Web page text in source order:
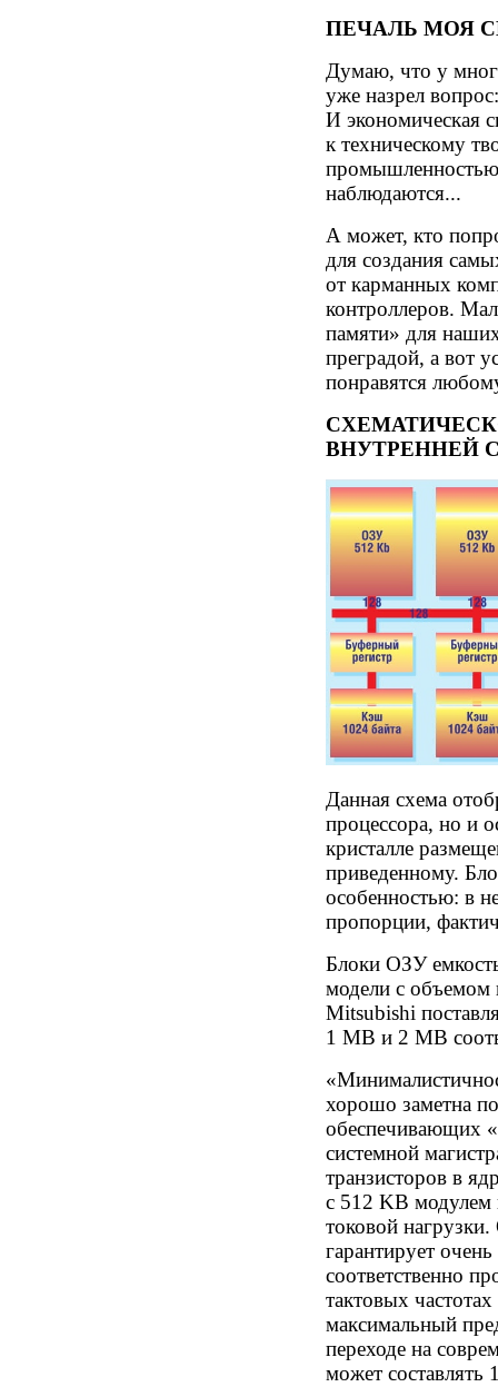
ПЕЧАЛЬ МОЯ
Думаю, что у
уже назрел
И экономическая
к техническому
наблюдаются...
А может, кто
для создания
от карманных
контроллеров.
памяти» для
преградой, а вот
понравятся
ВНУТРЕННЕЙ
Данная схема
процессора, но и
кристалле
приведенному.
особенностью: в
пропорции,
Блоки ОЗУ
модели с объемом
Mitsubishi
1 MB и 2 MB
хорошо заметна
обеспечивающих
системной
транзисторов в
с 512 KB модулем
токовой
гарантирует
соответственно
тактовых
максимальный
переходе на
может составлять